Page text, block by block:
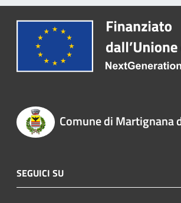
Comune di Martignana
SEGUICI SU